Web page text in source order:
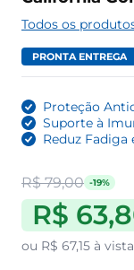
Todos os
PRONTA ENTREGA
Proteção
Suporte à
Reduz Fadiga
R$ 79,00 -19%
R$
ou R$ 67,15 à